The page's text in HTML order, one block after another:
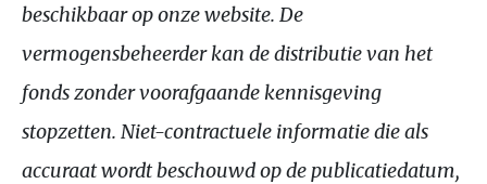
beschikbaar op onze website. De
vermogensbeheerder kan de distributie van het
fonds zonder voorafgaande kennisgeving
stopzetten. Niet-contractuele informatie die als
accuraat wordt beschouwd op de publicatiedatum,